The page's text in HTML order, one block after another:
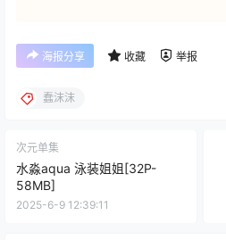
海报分享 收藏 举报
蠢沫沫
次元单集
水淼aqua 泳装姐姐[32P-
58MB]
2025-6-9 12:39:11